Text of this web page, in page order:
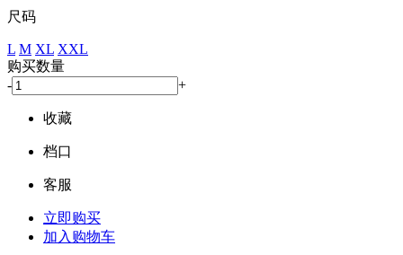
尺码
L M XL XXL
购买数量
-
+
收藏
档口
客服
立即购买
加入购物车